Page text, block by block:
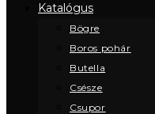
Katalógus
Bögre
Boros pohár
Butella
Csésze
Csupor